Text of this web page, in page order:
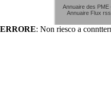
Annuaire des PME
Annuaire Flux rss
ERRORE: Non riesco a